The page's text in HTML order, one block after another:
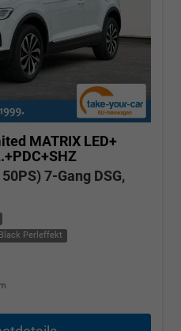
MATRIX LED+
7-Gang DSG,
Perleffekt